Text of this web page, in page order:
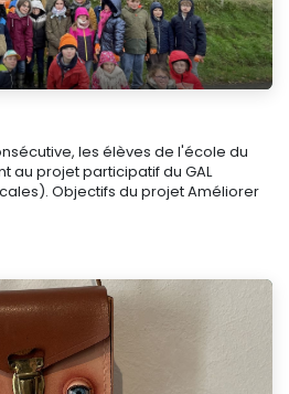
les élèves de l'école du
au projet participatif du GAL
Objectifs du projet Améliorer